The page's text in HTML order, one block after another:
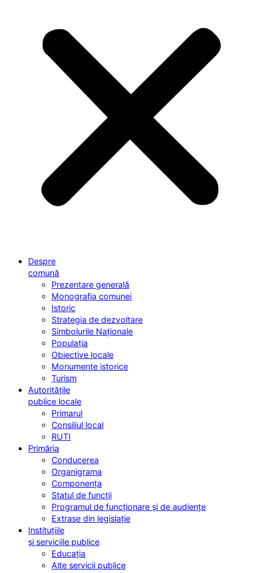
Despre
comună
Prezentare generală
Monografia comunei
Istoric
Strategia de dezvoltare
Simbolurile Naționale
Populația
Obiective locale
Monumente istorice
Turism
Autoritățile
publice locale
Primarul
Consiliul local
RUTI
Primăria
Conducerea
Organigrama
Componența
Statul de funcții
Programul de funcționare și de audiențe
Extrase din legislație
Instituțiile
și serviciile publice
Educația
Alte servicii publice